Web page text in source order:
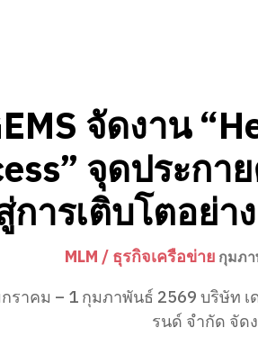
จัดงาน
จุดประกา
การเติบโตอย่า
MLM / ธุรกิจเครือข่าย กุมภ
ราคม – 1 กุมภาพันธ์ 2569 บริษัท เ
รนด์ จำกัด จัด